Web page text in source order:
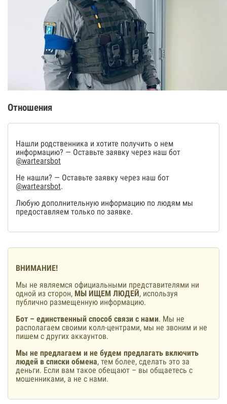
Отношения
Нашли родственника и хотите получить о нем
информацию? — Оставьте заявку через наш бот
@wartearsbot
Не нашли? — Оставьте заявку через наш бот
@wartearsbot.
Любую дополнительную информацию по людям мы
предоставляем только по заявке.
ВНИМАНИЕ!
Мы не являемся официальными представителями ни
одной из сторон, МЫ ИЩЕМ ЛЮДЕЙ, используя
публично размещенную информацию.
Бот – единственный способ связи с нами. Мы не
располагаем своими колл-центрами, мы не звоним и не
пишем с других аккаунтов.
Мы не предлагаем и не будем предлагать включить
людей в списки обмена, тем более, сделать это за
деньги. Если вам такое обещают – вы общаетесь с
мошенниками, а не с нами.